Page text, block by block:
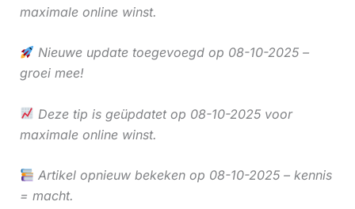
maximale online winst.
Nieuwe update toegevoegd op 08-10-2025 –
groei mee!
Deze tip is geüpdatet op 08-10-2025 voor
maximale online winst.
Artikel opnieuw bekeken op 08-10-2025 – kennis
= macht.